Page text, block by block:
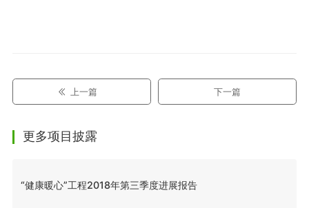
上一篇 下一篇
更多项目披露
“健康暖心”工程2018年第三季度进展报告